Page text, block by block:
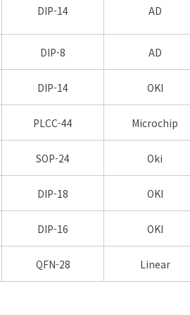
DIP-14 AD
DIP-8 AD
DIP-14 OKI
PLCC-44 Microchip
SOP-24 Oki
DIP-18 OKI
DIP-16 OKI
QFN-28 Linear